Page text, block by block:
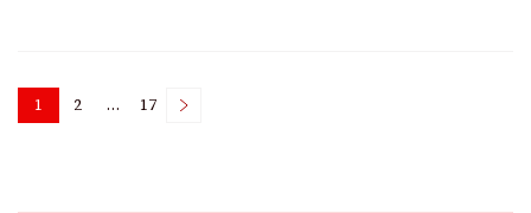
Posts
Page
1 Page
2 … Page
17